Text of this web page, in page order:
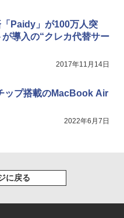
Paidy」が100万人突
導入の“クレカ代替サー
2017年11月14日
ップ搭載のMacBook Air
2022年6月7日
に戻る